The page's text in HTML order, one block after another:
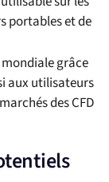
portables et de
grâce
aux utilisateurs
des CFD